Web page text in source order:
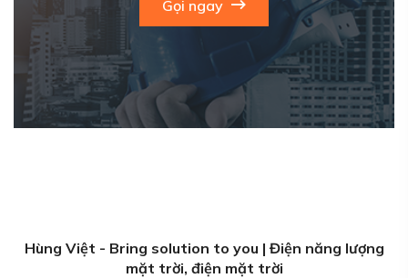
Gọi ngay
Hùng Việt - Bring solution to you | Điện năng lượng
mặt trời, điện mặt trời